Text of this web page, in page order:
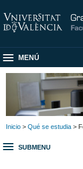
MENÚ
Inicio > Qué se estudia >
SUBMENU